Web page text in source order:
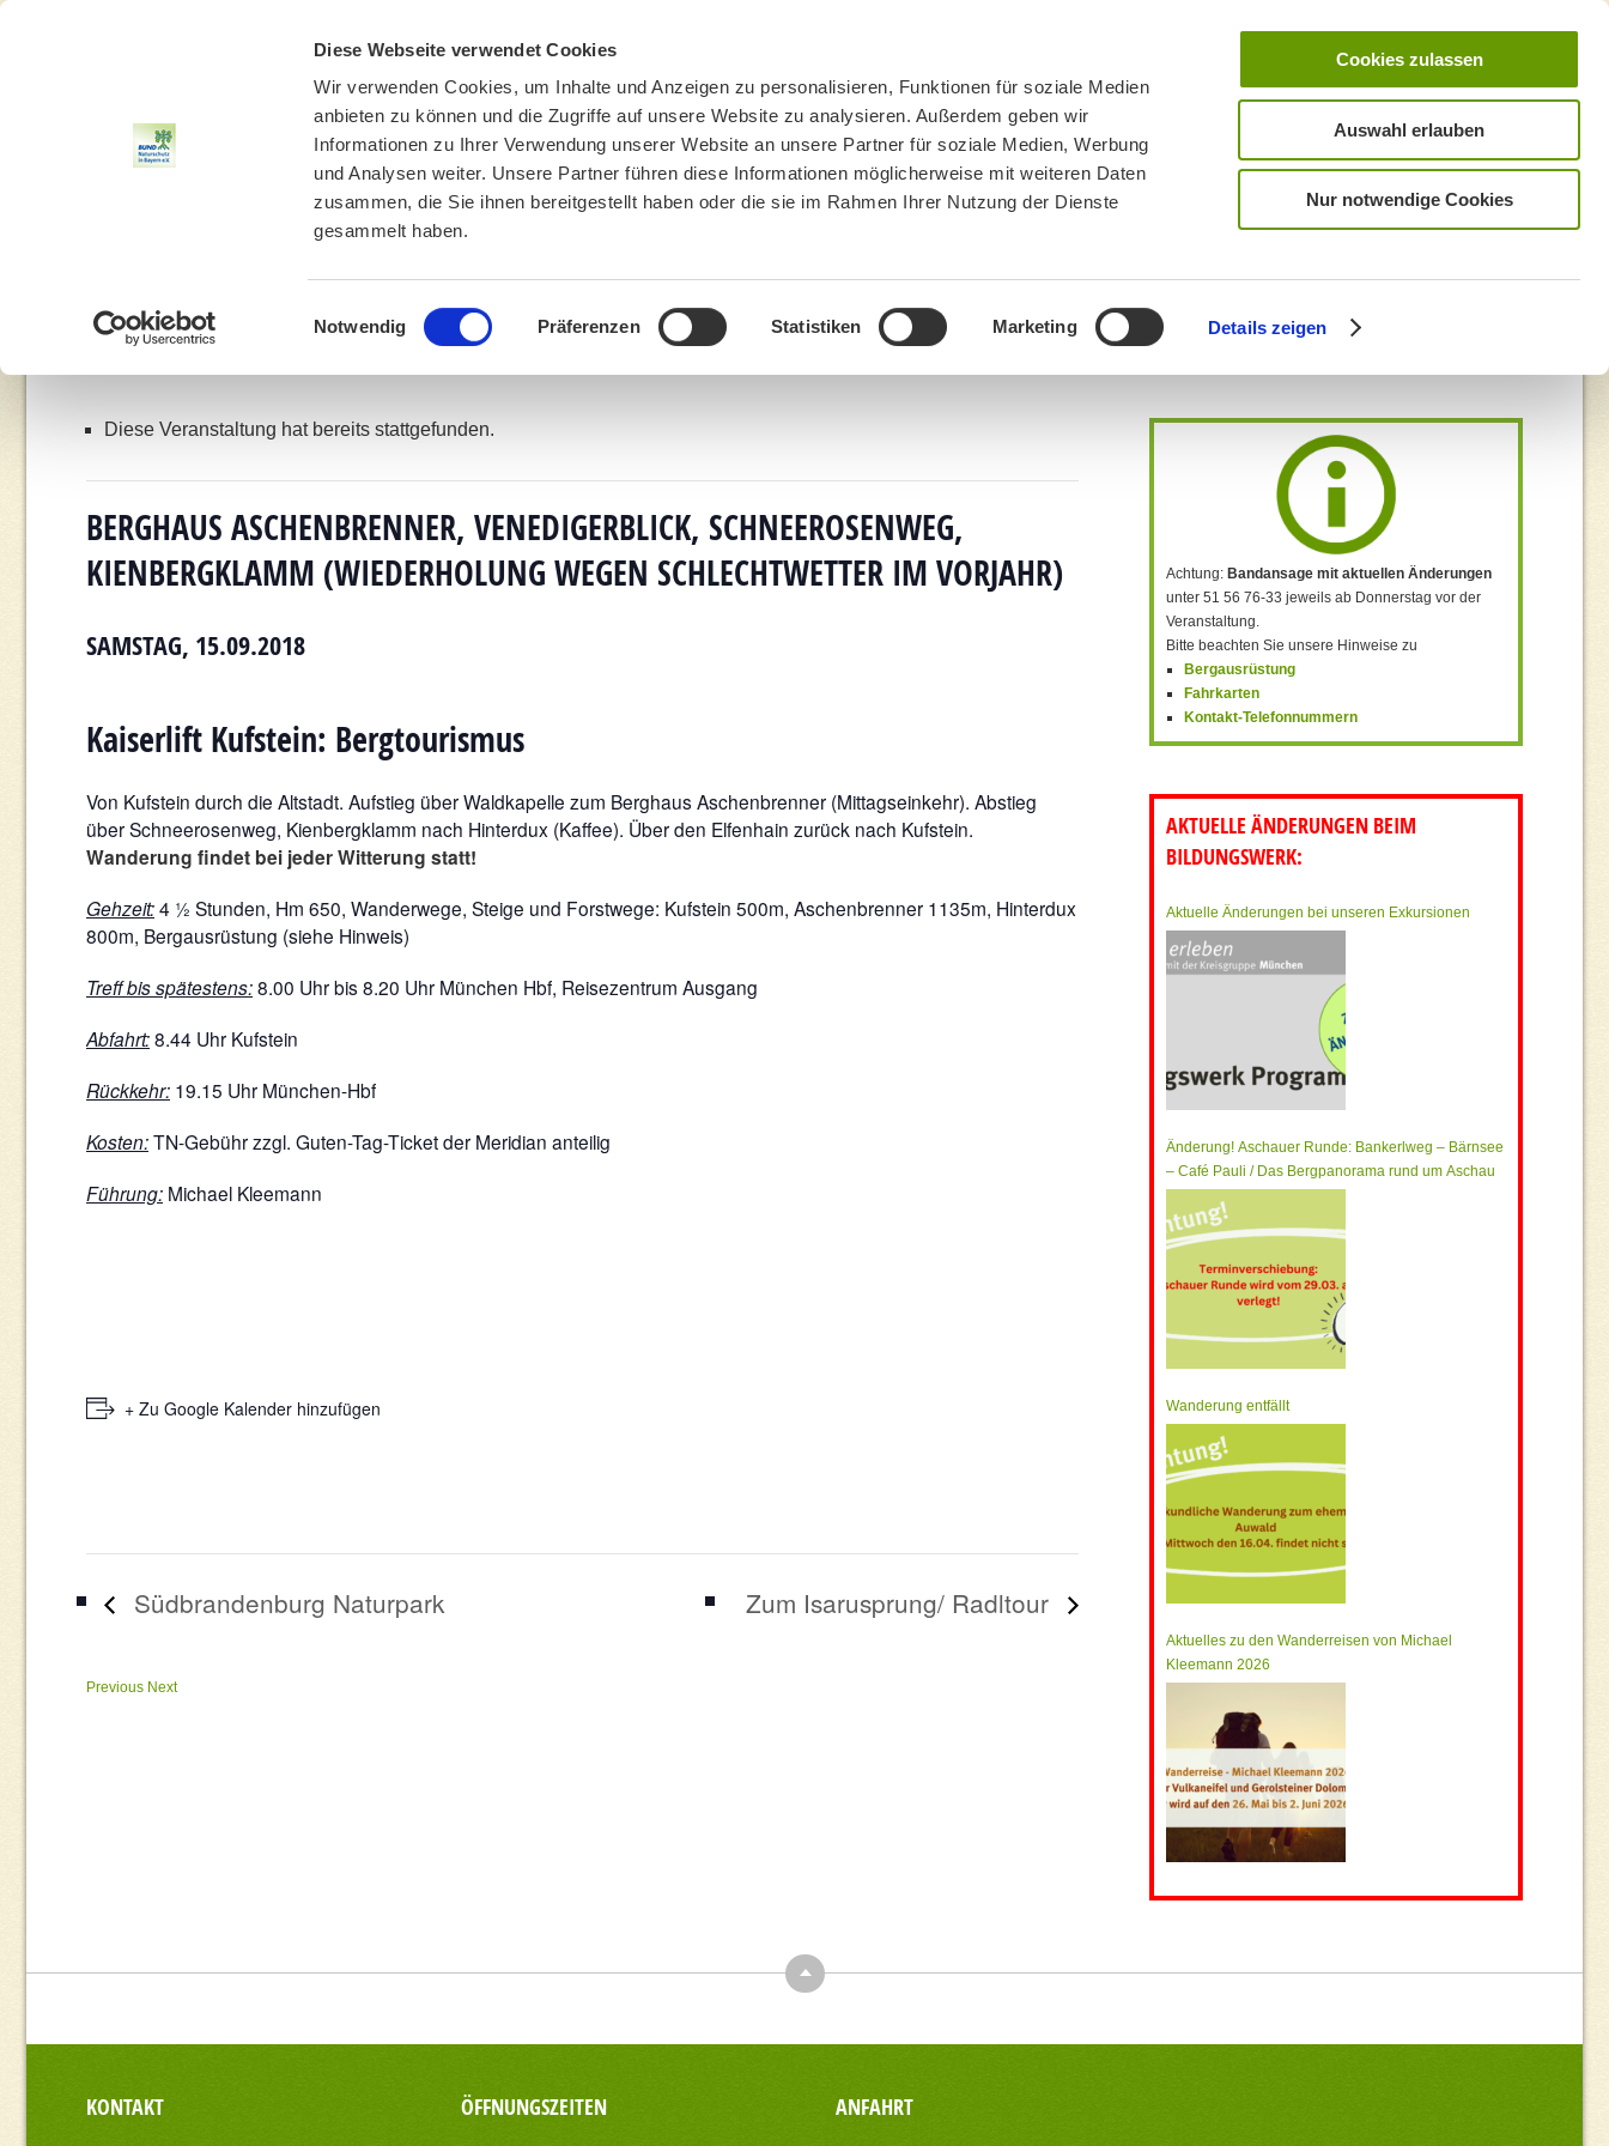
Diese Webseite verwendet Cookies
Wir verwenden Cookies, um Inhalte und Anzeigen zu personalisieren, Funktionen für soziale Medien
anbieten zu können und die Zugriffe auf unsere Website zu analysieren. Außerdem geben wir
Informationen zu Ihrer Verwendung unserer Website an unsere Partner für soziale Medien, Werbung
und Analysen weiter. Unsere Partner führen diese Informationen möglicherweise mit weiteren Daten
zusammen, die Sie ihnen bereitgestellt haben oder die sie im Rahmen Ihrer Nutzung der Dienste
gesammelt haben.
Einwilligungsauswahl
Notwendig Präferenzen Statistiken Marketing Details zeigen
Cookies zulassen
Auswahl erlauben
Nur notwendige Cookies
UMWELTBILDUNG UMWELTBERATUNG BN MÜNCHEN MITMACHEN SPENDEN
You are here: Home Veranstaltungen » Berghaus Aschenbrenner, Venedigerblick, Schneerosenweg, Kienbergklamm (Wiederholung wegen Schlechtwetter im Vorjahr)
Diese Veranstaltung hat bereits stattgefunden.
BERGHAUS ASCHENBRENNER, VENEDIGERBLICK, SCHNEEROSENWEG,
KIENBERGKLAMM (WIEDERHOLUNG WEGEN SCHLECHTWETTER IM VORJAHR)
SAMSTAG, 15.09.2018
Kaiserlift Kufstein: Bergtourismus
Von Kufstein durch die Altstadt. Aufstieg über Waldkapelle zum Berghaus Aschenbrenner (Mittagseinkehr). Abstieg
über Schneerosenweg, Kienbergklamm nach Hinterdux (Kaffee). Über den Elfenhain zurück nach Kufstein.
Wanderung findet bei jeder Witterung statt!
Gehzeit:4 ½ Stunden, Hm 650, Wanderwege, Steige und Forstwege: Kufstein 500m, Aschenbrenner 1135m, Hinterdux
800m, Bergausrüstung (siehe Hinweis)
Treff bis spätestens:8.00 Uhr bis 8.20 Uhr München Hbf, Reisezentrum Ausgang
Abfahrt:8.44 Uhr Kufstein
Rückkehr: 19.15 Uhr München-Hbf
Kosten:TN-Gebühr zzgl. Guten-Tag-Ticket der Meridian anteilig
Führung: Michael Kleemann
+ Zu Google Kalender hinzufügen
Südbrandenburg Naturpark Zum Isarusprung/ Radltour
Previous Next
Achtung: Bandansage mit aktuellen Änderungen
unter 51 56 76-33 jeweils ab Donnerstag vor der
Veranstaltung.
Bitte beachten Sie unsere Hinweise zu
Bergausrüstung
Fahrkarten
Kontakt-Telefonnummern
AKTUELLE ÄNDERUNGEN BEIM
BILDUNGSWERK:
Aktuelle Änderungen bei unseren Exkursionen
Änderung! Aschauer Runde: Bankerlweg – Bärnsee
– Café Pauli / Das Bergpanorama rund um Aschau
Wanderung entfällt
Aktuelles zu den Wanderreisen von Michael
Kleemann 2026
Top
KONTAKT ÖFFNUNGSZEITEN ANFAHRT